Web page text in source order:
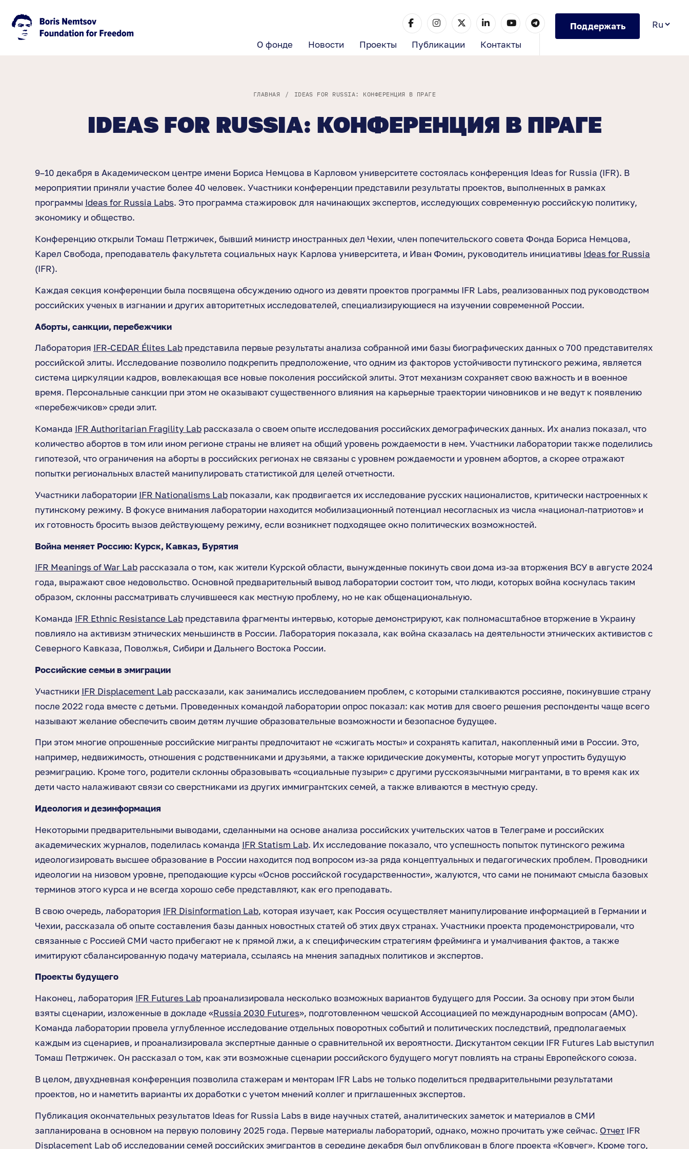
Поддержать
Контакты
Публикации
Проекты
Новости
О фонде
ГЛАВНАЯ / IDEAS FOR RUSSIA: КОНФЕРЕНЦИЯ В ПРАГЕ
IDEAS FOR RUSSIA: КОНФЕРЕНЦИЯ В ПРАГЕ
9–10 декабря в Академическом центре имени Бориса Немцова в Карловом университете состоялась конференция Ideas for Russia (IFR). В
мероприятии приняли участие более 40 человек. Участники конференции представили результаты проектов, выполненных в рамках
программы Ideas for Russia Labs. Это программа стажировок для начинающих экспертов, исследующих современную российскую политику,
экономику и общество.
Конференцию открыли Томаш Петржичек, бывший министр иностранных дел Чехии, член попечительского совета Фонда Бориса Немцова,
Карел Свобода, преподаватель факультета социальных наук Карлова университета, и Иван Фомин, руководитель инициативы Ideas for Russia
(IFR).
Каждая секция конференции была посвящена обсуждению одного из девяти проектов программы IFR Labs, реализованных под руководством
российских ученых в изгнании и других авторитетных исследователей, специализирующиеся на изучении современной России.
Аборты, санкции, перебежчики
Лаборатория IFR-CEDAR Élites Lab представила первые результаты анализа собранной ими базы биографических данных о 700 представителях
российской элиты. Исследование позволило подкрепить предположение, что одним из факторов устойчивости путинского режима, является
система циркуляции кадров, вовлекающая все новые поколения российской элиты. Этот механизм сохраняет свою важность и в военное
время. Персональные санкции при этом не оказывают существенного влияния на карьерные траектории чиновников и не ведут к появлению
«перебежчиков» среди элит.
Команда IFR Authoritarian Fragility Lab рассказала о своем опыте исследования российских демографических данных. Их анализ показал, что
количество абортов в том или ином регионе страны не влияет на общий уровень рождаемости в нем. Участники лаборатории также поделились
гипотезой, что ограничения на аборты в российских регионах не связаны с уровнем рождаемости и уровнем абортов, а скорее отражают
попытки региональных властей манипулировать статистикой для целей отчетности.
Участники лаборатории IFR Nationalisms Lab показали, как продвигается их исследование русских националистов, критически настроенных к
путинскому режиму. В фокусе внимания лаборатории находится мобилизационный потенциал несогласных из числа «национал-патриотов» и
их готовность бросить вызов действующему режиму, если возникнет подходящее окно политических возможностей.
Война меняет Россию: Курск, Кавказ, Бурятия
IFR Meanings of War Lab рассказала о том, как жители Курской области, вынужденные покинуть свои дома из-за вторжения ВСУ в августе 2024
года, выражают свое недовольство. Основной предварительный вывод лаборатории состоит том, что люди, которых война коснулась таким
образом, склонны рассматривать случившееся как местную проблему, но не как общенациональную.
Команда IFR Ethnic Resistance Lab представила фрагменты интервью, которые демонстрируют, как полномасштабное вторжение в Украину
повлияло на активизм этнических меньшинств в России. Лаборатория показала, как война сказалась на деятельности этнических активистов с
Северного Кавказа, Поволжья, Сибири и Дальнего Востока России.
Российские семьи в эмиграции
Участники IFR Displacement Lab рассказали, как занимались исследованием проблем, с которыми сталкиваются россияне, покинувшие страну
после 2022 года вместе с детьми. Проведенных командой лаборатории опрос показал: как мотив для своего решения респонденты чаще всего
называют желание обеспечить своим детям лучшие образовательные возможности и безопасное будущее.
При этом многие опрошенные российские мигранты предпочитают не «сжигать мосты» и сохранять капитал, накопленный ими в России. Это,
например, недвижимость, отношения с родственниками и друзьями, а также юридические документы, которые могут упростить будущую
реэмиграцию. Кроме того, родители склонны образовывать «социальные пузыри» с другими русскоязычными мигрантами, в то время как их
дети часто налаживают связи со сверстниками из других иммигрантских семей, а также вливаются в местную среду.
Идеология и дезинформация
Некоторыми предварительными выводами, сделанными на основе анализа российских учительских чатов в Телеграме и российских
академических журналов, поделилась команда IFR Statism Lab. Их исследование показало, что успешность попыток путинского режима
идеологизировать высшее образование в России находится под вопросом из-за ряда концептуальных и педагогических проблем. Проводники
идеологии на низовом уровне, преподающие курсы «Основ российской государственности», жалуются, что сами не понимают смысла базовых
терминов этого курса и не всегда хорошо себе представляют, как его преподавать.
В свою очередь, лаборатория IFR Disinformation Lab, которая изучает, как Россия осуществляет манипулирование информацией в Германии и
Чехии, рассказала об опыте составления базы данных новостных статей об этих двух странах. Участники проекта продемонстрировали, что
связанные с Россией СМИ часто прибегают не к прямой лжи, а к специфическим стратегиям фрейминга и умалчивания фактов, а также
имитируют сбалансированную подачу материала, ссылаясь на мнения западных политиков и экспертов.
Проекты будущего
Наконец, лаборатория IFR Futures Lab проанализировала несколько возможных вариантов будущего для России. За основу при этом были
взяты сценарии, изложенные в докладе «Russia 2030 Futures», подготовленном чешской Ассоциацией по международным вопросам (AMO).
Команда лаборатории провела углубленное исследование отдельных поворотных событий и политических последствий, предполагаемых
каждым из сценариев, и проанализировала экспертные данные о сравнительной их вероятности. Дискутантом секции IFR Futures Lab выступил
Томаш Петржичек. Он рассказал о том, как эти возможные сценарии российского будущего могут повлиять на страны Европейского союза.
В целом, двухдневная конференция позволила стажерам и менторам IFR Labs не только поделиться предварительными результатами
проектов, но и наметить варианты их доработки с учетом мнений коллег и приглашенных экспертов.
Публикация окончательных результатов Ideas for Russia Labs в виде научных статей, аналитических заметок и материалов в СМИ
запланирована в основном на первую половину 2025 года. Первые материалы лабораторий, однако, можно прочитать уже сейчас. Отчет IFR
Displacement Lab об исследовании семей российских эмигрантов в середине декабря был опубликован в блоге проекта «Ковчег». Кроме того,